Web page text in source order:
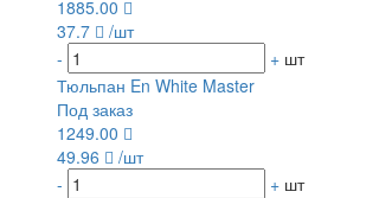
1885.00
37.7
/шт
-
+ шт
Тюльпан En White Master
Под заказ
1249.00
49.96
/шт
-
+ шт